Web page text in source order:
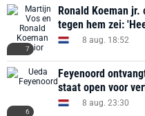
7
Ronald Koeman
tegen hem zei:
8 aug. 18:52
6
Feyenoord
staat open voor
8 aug. 23:30